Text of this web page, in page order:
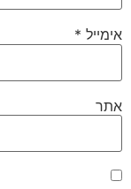
אימייל *
אתר